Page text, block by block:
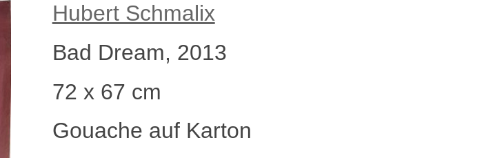
Hubert Schmalix
Bad Dream, 2013
72 x 67 cm
Gouache auf Karton